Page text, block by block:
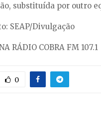
substituída por outro
SEAP/Divulgação
RÁDIO COBRA FM 107.1
0